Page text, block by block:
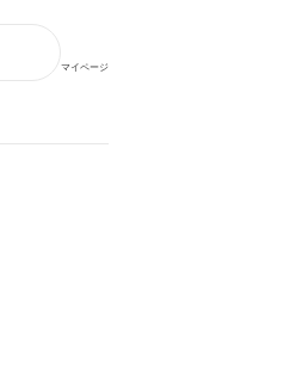
マイページ